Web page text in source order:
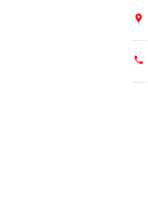
place
phone